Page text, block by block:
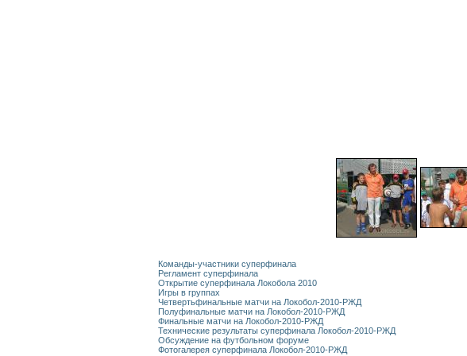
Команды-участники суперфинала
Регламент суперфинала
Открытие суперфинала Локобола 2010
Игры в группах
Четвертьфинальные матчи на Локобол-2010-РЖД
Полуфинальные матчи на Локобол-2010-РЖД
Финальные матчи на Локобол-2010-РЖД
Технические результаты суперфинала Локобол-2010-РЖД
Обсуждение на футбольном форуме
Фотогалерея суперфинала Локобол-2010-РЖД